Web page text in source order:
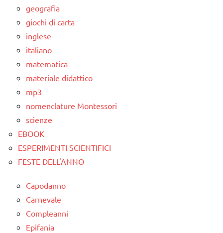
geografia
giochi di carta
inglese
italiano
matematica
materiale didattico
mp3
nomenclature Montessori
scienze
EBOOK
ESPERIMENTI SCIENTIFICI
FESTE DELL'ANNO
Capodanno
Carnevale
Compleanni
Epifania